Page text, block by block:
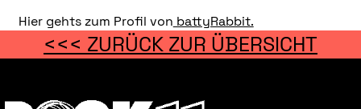
Hier gehts zum Profil von battyRabbit.
<<< ZURÜCK ZUR ÜBERSICHT